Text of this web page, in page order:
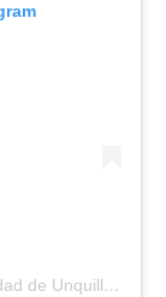
Una publicación compartida por Municipalidad de Unquillo (@muniunquillo)